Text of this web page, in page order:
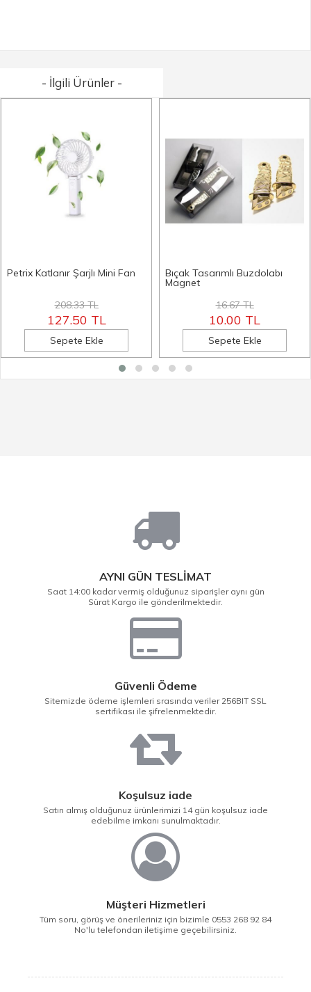
- İlgili Ürünler -
Petrix Katlanır Şarjlı Mini Fan
208.33 TL
127.50 TL
Sepete Ekle
Bıçak Tasarımlı Buzdolabı
Magnet
16.67 TL
10.00 TL
Sepete Ekle
AYNI GÜN TESLİMAT
Saat 14:00 kadar vermiş olduğunuz siparişler aynı gün
Sürat Kargo ile gönderilmektedir.
Güvenli Ödeme
Sitemizde ödeme işlemleri srasında veriler 256BIT SSL
sertifikası ile şifrelenmektedir.
Koşulsuz iade
Satın almış olduğunuz ürünlerimizi 14 gün koşulsuz iade
edebilme imkanı sunulmaktadır.
Müşteri Hizmetleri
Tüm soru, görüş ve önerileriniz için bizimle 0553 268 92 84
No'lu telefondan iletişime geçebilirsiniz.